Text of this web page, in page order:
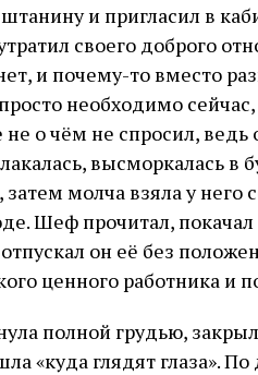
и пригласил в
своего доброго
и почему-то вместо
необходимо
не о чём не спросил,
высморкалась в
молча взяла у него
Шеф прочитал, покачал
он её без
ценного работника и
полной грудью,
«куда глядят глаза». По